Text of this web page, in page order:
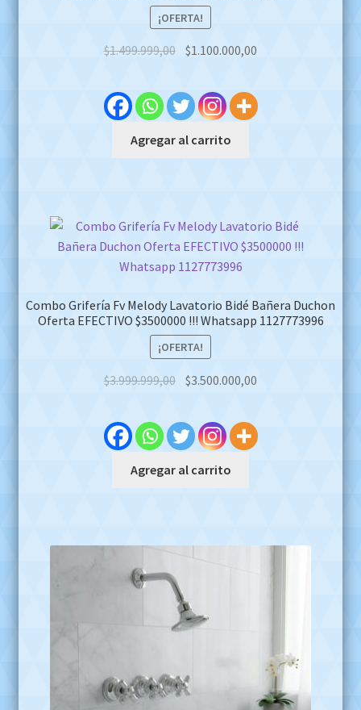
¡OFERTA!
$1.499.999,00 Original
was:
$1.499.999,00.
$1.100.000,00
$1.100.000,00.
Agregar al carrito
Combo Grifería Fv Melody Lavatorio Bidé Bañera Duchon
Oferta EFECTIVO $3500000 !!! Whatsapp 1127773996
¡OFERTA!
$3.999.999,00 Original
was:
$3.999.999,00.
$3.500.000,00
$3.500.000,00.
Agregar al carrito